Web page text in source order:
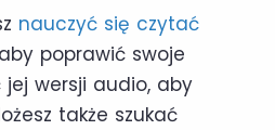
nauczyć się czytać
poprawić swoje
jej wersji audio, aby
także szukać